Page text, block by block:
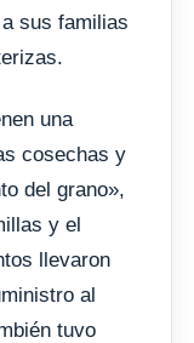
sus familias
una
cosechas y
del grano»,
y el
llevaron
al
tuvo